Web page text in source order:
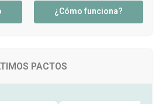
¿Cómo funciona?
PACTOS